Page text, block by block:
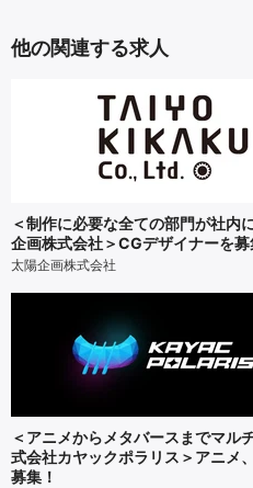
他の関連する求人
＜制作に必要な全ての部門が社内
企画株式会社＞CGデザイナーを募
太陽企画株式会社
＜アニメからメタバースまでマル
式会社カヤックポラリス＞アニメ
募集！